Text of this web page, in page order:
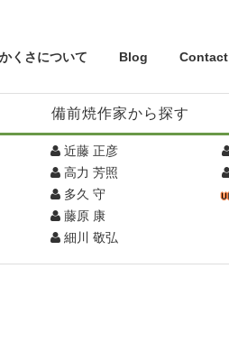
くさについて Blog Contact
備前焼作家から探す
近藤 正彦
高力 芳照
多久 守
藤原 康
細川 敬弘